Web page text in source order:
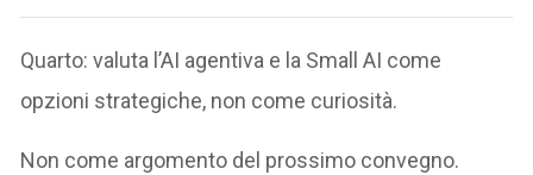
Quarto: valuta l’AI agentiva e la Small AI come
opzioni strategiche, non come curiosità.
Non come argomento del prossimo convegno.